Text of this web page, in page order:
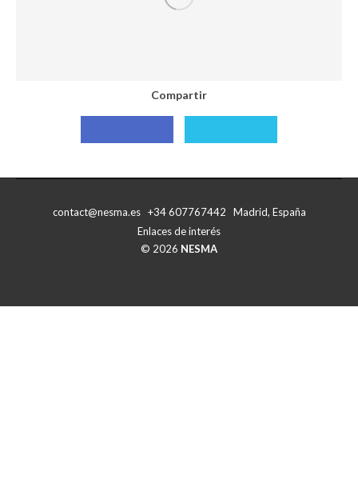
Compartir
Compartir
Compartir
contact@nesma.es +34 607767442 Madrid, España
Enlaces de interés
© 2026 NESMA